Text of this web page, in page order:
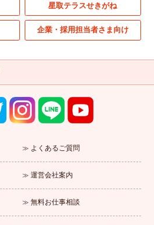
星取テラスせきがね
企業・採用担当者さま向け
よくあるご質問
運営会社案内
無料お仕事相談